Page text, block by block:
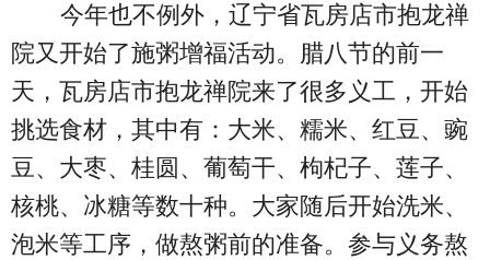
今年也不例外，辽宁省瓦房店市抱龙禅
院又开始了施粥增福活动。腊八节的前一
天，瓦房店市抱龙禅院来了很多义工，开始
挑选食材，其中有：大米、糯米、红豆、豌
豆、大枣、桂圆、葡萄干、枸杞子、莲子、
核桃、冰糖等数十种。大家随后开始洗米、
泡米等工序，做熬粥前的准备。参与义务熬